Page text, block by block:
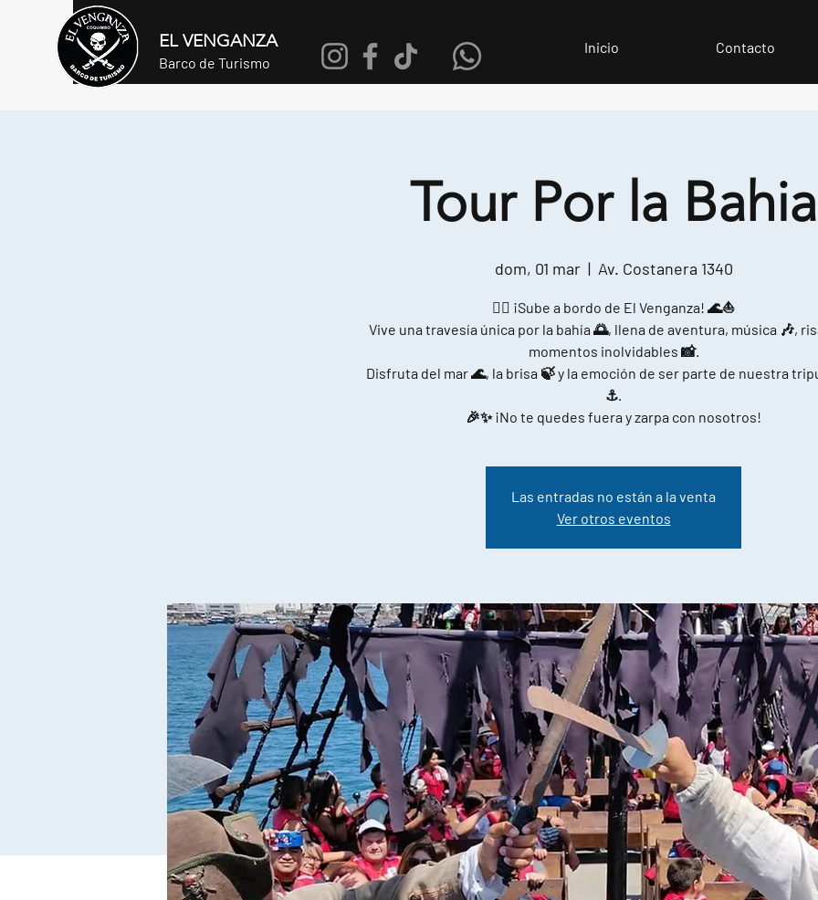
EL VENGANZA
Barco de Turismo
Inicio Contacto
Tour Por la Bahia
dom, 01 mar
  |
Av. Costanera 1340
🏴‍☠️ ¡Sube a bordo de El Venganza! 🌊⛵
Vive una travesía única por la bahía 🌅, llena de aventura, música 🎶,
momentos inolvidables 📸.
Disfruta del mar 🌊, la brisa 🍃 y la emoción de ser parte de nuestra
⚓.
🎉✨ ¡No te quedes fuera y zarpa con nosotros!
Las entradas no están a la venta
Ver otros eventos